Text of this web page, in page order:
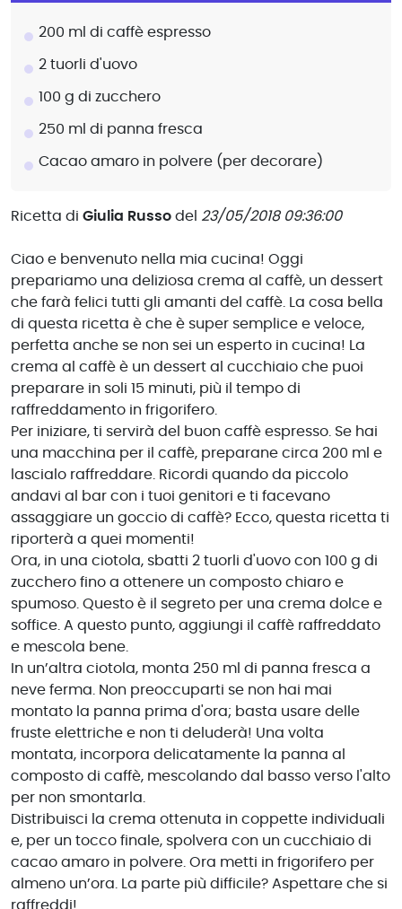
Ricetta di Giulia Russo del 23/05/2018 09:36:00
Ciao e benvenuto nella mia cucina! Oggi
prepariamo una deliziosa crema al caffè, un dessert
che farà felici tutti gli amanti del caffè. La cosa bella
di questa ricetta è che è super semplice e veloce,
perfetta anche se non sei un esperto in cucina! La
crema al caffè è un dessert al cucchiaio che puoi
preparare in soli 15 minuti, più il tempo di
raffreddamento in frigorifero.
Per iniziare, ti servirà del buon caffè espresso. Se hai
una macchina per il caffè, preparane circa 200 ml e
lascialo raffreddare. Ricordi quando da piccolo
andavi al bar con i tuoi genitori e ti facevano
assaggiare un goccio di caffè? Ecco, questa ricetta ti
riporterà a quei momenti!
Ora, in una ciotola, sbatti 2 tuorli d'uovo con 100 g di
zucchero fino a ottenere un composto chiaro e
spumoso. Questo è il segreto per una crema dolce e
soffice. A questo punto, aggiungi il caffè raffreddato
e mescola bene.
In un’altra ciotola, monta 250 ml di panna fresca a
neve ferma. Non preoccuparti se non hai mai
montato la panna prima d'ora; basta usare delle
fruste elettriche e non ti deluderà! Una volta
montata, incorpora delicatamente la panna al
composto di caffè, mescolando dal basso verso l'alto
per non smontarla.
Distribuisci la crema ottenuta in coppette individuali
e, per un tocco finale, spolvera con un cucchiaio di
cacao amaro in polvere. Ora metti in frigorifero per
almeno un’ora. La parte più difficile? Aspettare che si
raffreddi!
200 ml di caffè espresso
2 tuorli d'uovo
100 g di zucchero
250 ml di panna fresca
Cacao amaro in polvere (per decorare)